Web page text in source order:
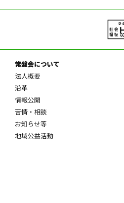
常盤会について
法人概要
沿革
情報公開
苦情・相談
お知らせ等
地域公益活動